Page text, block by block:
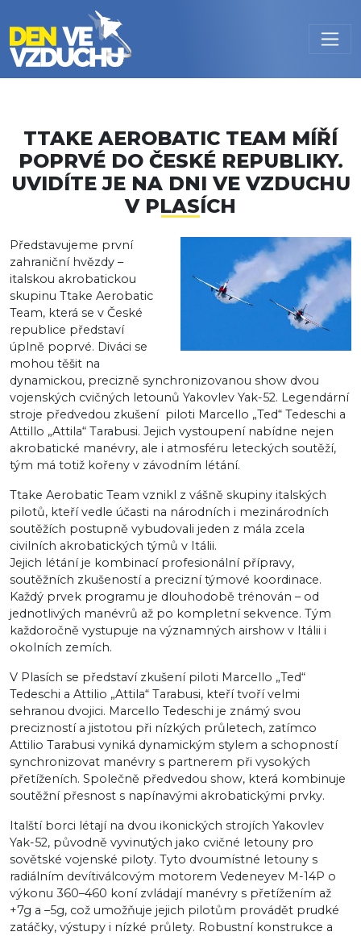
Přejít k hlavnímu obsahu
TTAKE AEROBATIC TEAM MÍŘÍ
POPRVÉ DO ČESKÉ REPUBLIKY.
UVIDÍTE JE NA DNI VE VZDUCHU
V PLASÍCH
Představujeme první
zahraniční hvězdy –
italskou akrobatickou
skupinu Ttake Aerobatic
Team, která se v České
republice představí
úplně poprvé. Diváci se
mohou těšit na
dynamickou, precizně synchronizovanou show dvou
vojenských cvičných letounů Yakovlev Yak-52. Legendární
stroje předvedou zkušení piloti Marcello „Ted“ Tedeschi a
Attillo „Attila“ Tarabusi. Jejich vystoupení nabídne nejen
akrobatické manévry, ale i atmosféru leteckých soutěží,
tým má totiž kořeny v závodním létání.
Ttake Aerobatic Team vznikl z vášně skupiny italských
pilotů, kteří vedle účasti na národních i mezinárodních
soutěžích postupně vybudovali jeden z mála zcela
civilních akrobatických týmů v Itálii.
Jejich létání je kombinací profesionální přípravy,
soutěžních zkušeností a precizní týmové koordinace.
Každý prvek programu je dlouhodobě trénován – od
jednotlivých manévrů až po kompletní sekvence. Tým
každoročně vystupuje na významných airshow v Itálii i
okolních zemích.
V Plasích se představí zkušení piloti Marcello „Ted“
Tedeschi a Attilio „Attila“ Tarabusi, kteří tvoří velmi
sehranou dvojici. Marcello Tedeschi je známý svou
precizností a jistotou při nízkých průletech, zatímco
Attilio Tarabusi vyniká dynamickým stylem a schopností
synchronizovat manévry s partnerem při vysokých
přetíženích. Společně předvedou show, která kombinuje
soutěžní přesnost s napínavými akrobatickými prvky.
Italští borci létají na dvou ikonických strojích Yakovlev
Yak-52, původně vyvinutých jako cvičné letouny pro
sovětské vojenské piloty. Tyto dvoumístné letouny s
radiálním devítiválcovým motorem Vedeneyev M-14P o
výkonu 360–460 koní zvládají manévry s přetížením až
+7g a –5g, což umožňuje jejich pilotům provádět prudké
zatáčky, výstupy i nízké průlety. Robustní konstrukce a